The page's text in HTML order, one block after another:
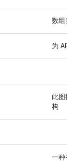
数组的
为
此图描
构
一种有